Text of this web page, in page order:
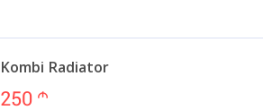
Kombi Radiator
250 m